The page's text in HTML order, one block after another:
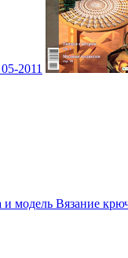
2011
модель Вязание